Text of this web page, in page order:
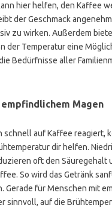
hier helfen, den Kaffee
der Geschmack
zu wirken. Außerdem
der Temperatur eine
Bedürfnisse aller
Magen
schnell auf Kaffee reagiert,
dir helfen.
oft den Säuregehalt
So wird das Getränk
Gerade für Menschen mit
sinnvoll, auf die